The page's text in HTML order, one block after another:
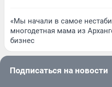
«Мы начали в самое
многодетная мама из
бизнес
Подписаться на новости